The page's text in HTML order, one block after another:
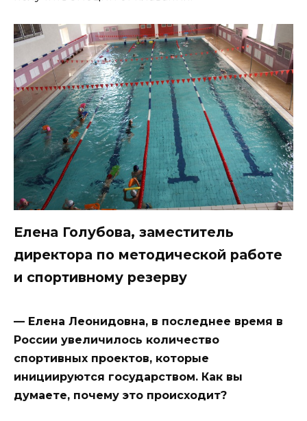
Елена Голубова, заместитель
директора по методической работе
и спортивному резерву
— Елена Леонидовна, в последнее время в
России увеличилось количество
спортивных проектов, которые
инициируются государством. Как вы
думаете, почему это происходит?